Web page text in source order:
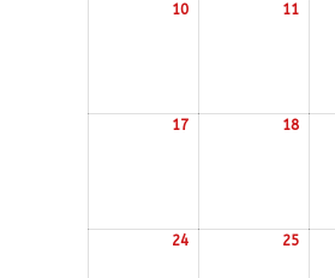
10 11
17 18
24 25